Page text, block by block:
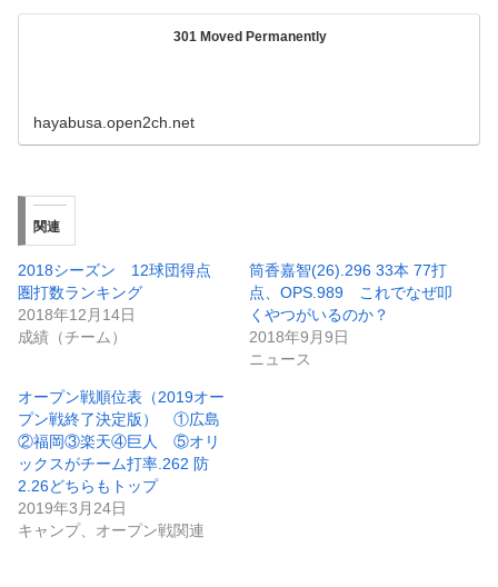
301 Moved Permanently
hayabusa.open2ch.net
関連
2018シーズン 12球団得点
圏打数ランキング
2018年12月14日
成績（チーム）
筒香嘉智(26).296 33本 77打
点、OPS.989 これでなぜ叩
くやつがいるのか？
2018年9月9日
ニュース
オープン戦順位表（2019オー
プン戦終了決定版） ①広島
②福岡③楽天④巨人 ⑤オリ
ックスがチーム打率.262 防
2.26どちらもトップ
2019年3月24日
キャンプ、オープン戦関連